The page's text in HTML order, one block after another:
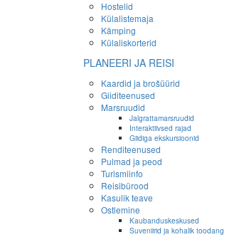
Hostelid
Külalistemaja
Kämping
Külaliskorterid
PLANEERI JA REISI
Kaardid ja brošüürid
Giiditeenused
Marsruudid
Jalgrattamarsruudid
Interaktiivsed rajad
Giidiga ekskursioonid
Renditeenused
Pulmad ja peod
Turismiinfo
Reisibürood
Kasulik teave
Ostlemine
Kaubanduskeskused
Suveniirid ja kohalik toodang